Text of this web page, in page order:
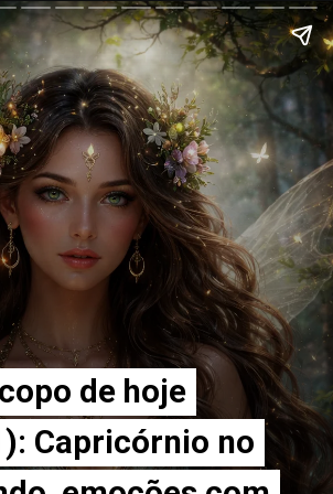
de hoje
Capricórnio no
de hoje
Capricórnio no